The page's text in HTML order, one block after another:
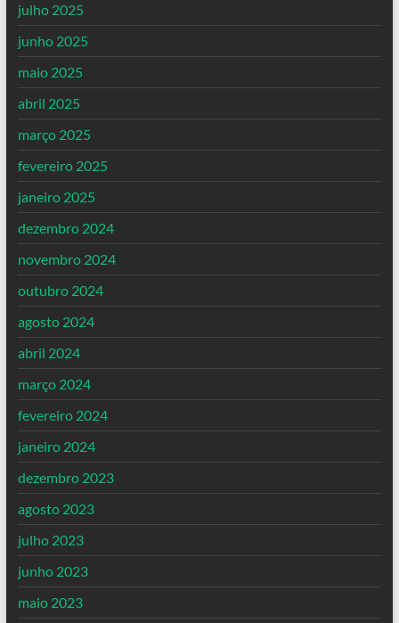
julho 2025
junho 2025
maio 2025
abril 2025
março 2025
fevereiro 2025
janeiro 2025
dezembro 2024
novembro 2024
outubro 2024
agosto 2024
abril 2024
março 2024
fevereiro 2024
janeiro 2024
dezembro 2023
agosto 2023
julho 2023
junho 2023
maio 2023